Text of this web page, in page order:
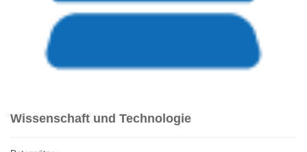
Wissenschaft und Technologie